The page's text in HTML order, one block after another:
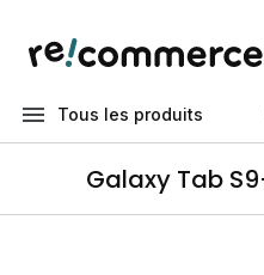
Tous les produits
Galaxy Tab